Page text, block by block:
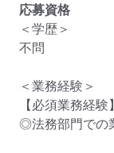
応募資格
＜学歴＞
不問
＜業務経験＞
【必須業務経験】
◎法務部門での